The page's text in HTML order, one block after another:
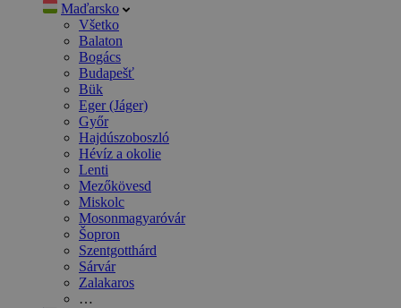
Maďarsko
Všetko
Balaton
Bogács
Budapešť
Bük
Eger (Jáger)
Győr
Hajdúszoboszló
Hévíz a okolie
Lenti
Mezőkövesd
Miskolc
Mosonmagyaróvár
Šopron
Szentgotthárd
Sárvár
Zalakaros
…